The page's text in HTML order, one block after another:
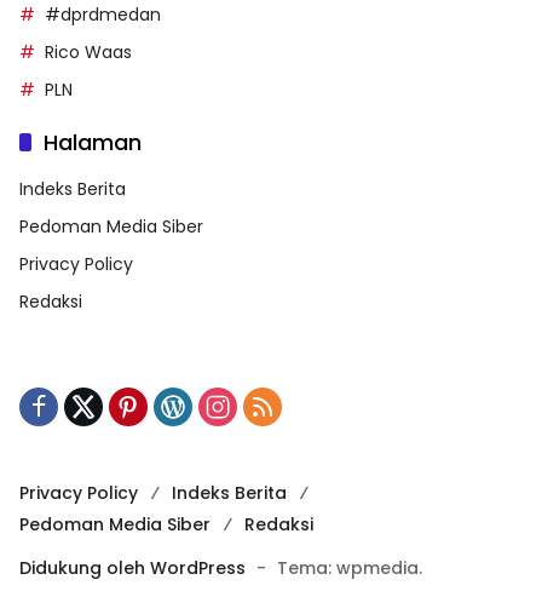
#dprdmedan
Rico Waas
PLN
Halaman
Indeks Berita
Pedoman Media Siber
Privacy Policy
Redaksi
Privacy Policy
Indeks Berita
Pedoman Media Siber
Redaksi
Didukung oleh WordPress - Tema: wpmedia.